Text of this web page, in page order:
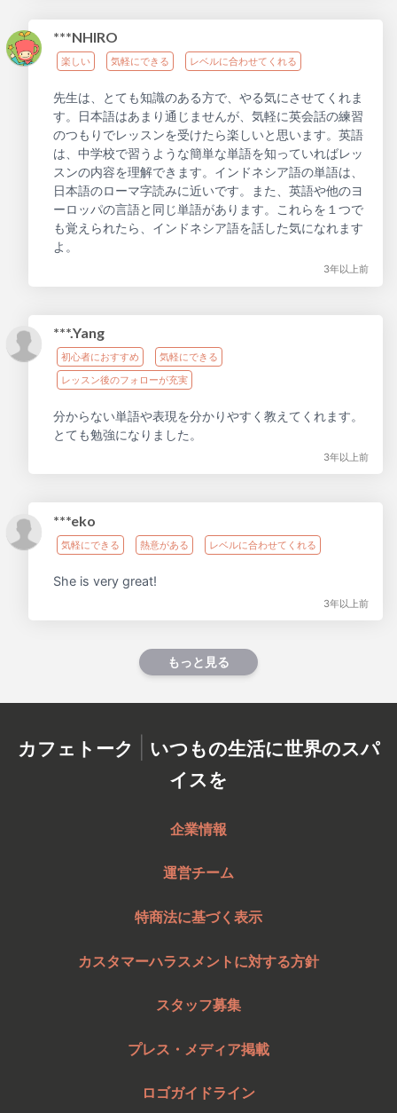
***NHIRO
楽しい 気軽にできる レベルに合わせてくれる
先生は、とても知識のある方で、やる気にさせてくれま
す。日本語はあまり通じませんが、気軽に英会話の練習
のつもりでレッスンを受けたら楽しいと思います。英語
は、中学校で習うような簡単な単語を知っていればレッ
スンの内容を理解できます。インドネシア語の単語は、
日本語のローマ字読みに近いです。また、英語や他のヨ
ーロッパの言語と同じ単語があります。これらを１つで
も覚えられたら、インドネシア語を話した気になれます
よ。
3年以上前
***.Yang
初心者におすすめ
気軽にできる
レッスン後のフォローが充実
分からない単語や表現を分かりやすく教えてくれます。
とても勉強になりました。
3年以上前
***eko
気軽にできる 熱意がある レベルに合わせてくれる
She is very great!
3年以上前
もっと見る
カフェトーク | いつもの生活に世界のスパ
イスを
企業情報
運営チーム
特商法に基づく表示
カスタマーハラスメントに対する方針
スタッフ募集
プレス・メディア掲載
ロゴガイドライン